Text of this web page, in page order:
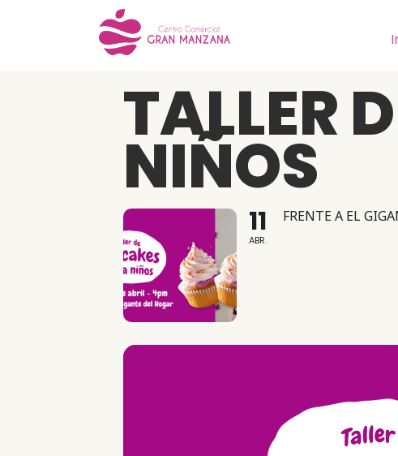
TALLER
NIÑOS
11
ABR.
FRENTE A EL